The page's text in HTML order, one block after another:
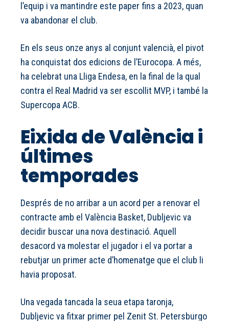
l’equip i va mantindre este paper fins a 2023, quan
va abandonar el club.
En els seus onze anys al conjunt valencià, el pivot
ha conquistat dos edicions de l’Eurocopa. A més,
ha celebrat una Lliga Endesa, en la final de la qual
contra el Real Madrid va ser escollit MVP, i també la
Supercopa ACB.
Eixida de València i
últimes
temporades
Després de no arribar a un acord per a renovar el
contracte amb el València Basket, Dubljevic va
decidir buscar una nova destinació. Aquell
desacord va molestar el jugador i el va portar a
rebutjar un primer acte d’homenatge que el club li
havia proposat.
Una vegada tancada la seua etapa taronja,
Dubljevic va fitxar primer pel Zenit St. Petersburgo